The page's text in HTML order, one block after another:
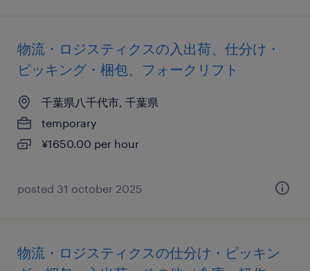
物流・ロジスティクスの入出荷、仕分け・
ピッキング・梱包、フォークリフト
千葉県八千代市, 千葉県
temporary
¥1650.00 per hour
posted 31 october 2025
物流・ロジスティクスの仕分け・ピッキン